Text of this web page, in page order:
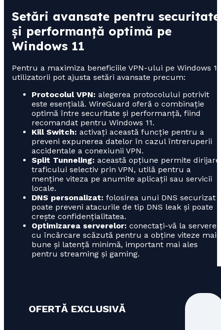
Setări avansate pentru securitate
și performanță optimă pe
Windows 11
Pentru a maximiza beneficiile VPN-ului pe Windows
utilizatorii pot ajusta setări avansate precum:
Protocolul VPN: alegerea protocolului potrivit
este esențială. WireGuard oferă o combinație
optimă între securitate și performanță, fiind
recomandat pentru Windows 11.
Kill Switch: activați această funcție pentru a
preveni expunerea datelor în cazul întreruperii
accidentale a conexiunii VPN.
Split Tunneling: această opțiune permite
traficului selectiv prin VPN, utilă pentru a
menține viteza pe anumite aplicații sau servicii
locale.
DNS personalizat: folosirea unui DNS securizat
poate preveni atacurile de tip DNS leak și poate
crește confidențialitatea.
Optimizarea serverelor: conectați-vă la servere
cu încărcare scăzută pentru a obține viteze mai
bune și latență minimă, important mai ales
pentru streaming și gaming.
OFERTĂ EXCLUSIVĂ